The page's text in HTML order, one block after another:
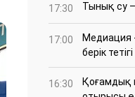
17:30 Тынық су
17:00
Медиация
берік тетігі
16:30
Қоғамдық